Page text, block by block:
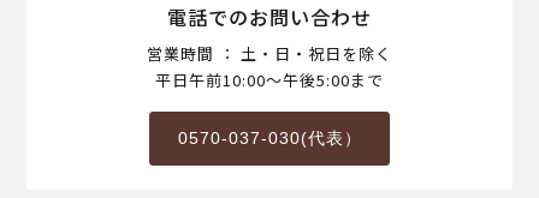
電話でのお問い合わせ
営業時間 ： 土・日・祝日を除く
平日午前10:00～午後5:00まで
0570-037-030(代表）